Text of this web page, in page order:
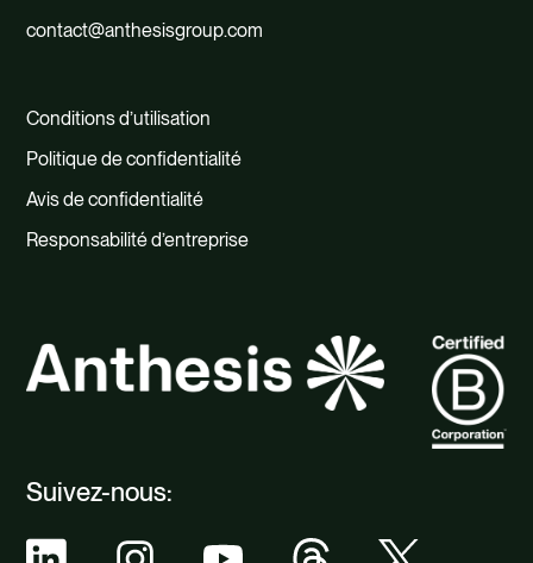
Suivez-nous:
contact@anthesisgroup.com
Conditions d’utilisation
Politique de confidentialité
Avis de confidentialité
Responsabilité d’entreprise